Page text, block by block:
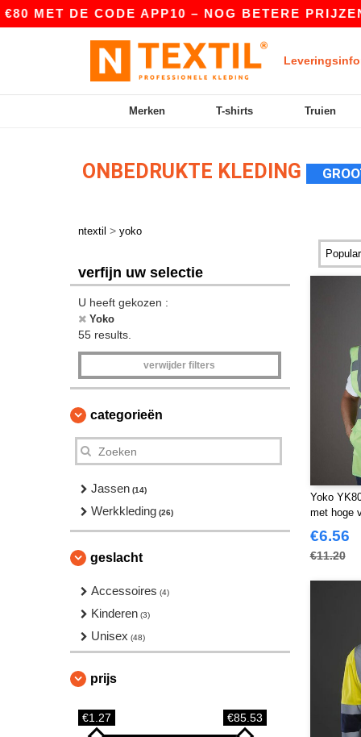
CODE APP10 – NOG BETERE PRIJZEN IN DE
Merken T-shirts Truien
ONBEDRUKTE KLEDING
ntextil > yoko
verfijn uw selectie
U heeft gekozen :
Yoko
55 results.
verwijder filters
categorieën
Jassen (14)
Werkkleding (26)
geslacht
Accessoires (4)
Kinderen (3)
Unisex (48)
prijs
€1.27 €85.53
Yoko
met hoge
€6.56
€11.20